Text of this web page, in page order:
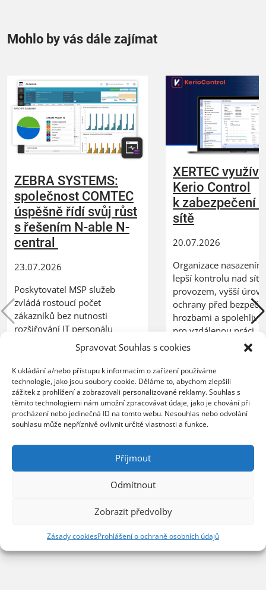
Spravovat Souhlas s cookies
K ukládání a/nebo přístupu k informacím o zařízení používáme
technologie, jako jsou soubory cookie. Děláme to, abychom zlepšili
zážitek z prohlížení a zobrazovali personalizované reklamy. Souhlas s
těmito technologiemi nám umožní zpracovávat údaje, jako je chování při
procházení nebo jedinečná ID na tomto webu. Nesouhlas nebo odvolání
souhlasu může nepříznivě ovlivnit určité vlastnosti a funkce.
Příjmout
Odmítnout
Zobrazit předvolby
Zásady cookiesProhlášení o ochraně osobních údajů
Mohlo by vás dále zajímat
ZEBRA SYSTEMS:
společnost COMTEC
úspěšně řídí svůj růst
s řešením N-able N-
central
23.07.2026
Poskytovatel MSP služeb
zvládá rostoucí počet
zákazníků bez nutnosti
rozšiřování IT personálu
PRAHA, 23. července 2026 –
ZEBRA SYSTEMS, distributor
řešení N-able na českém a
slovenském trhu, uvedla, že
společnost COMTEC, partner
ZEBRA SYSTEMS pro ř ...
patch management,msp,
utm
XERTEC
Kerio Control
k zabezpečení
sítě
20.07.2026
Organizace
lepší kontrolu nad
provozem, vyšší
ochrany před
hrozbami a spolehlivý
pro vzdálenou práci
zaměstnanců PRAHA,
GFI Software,
oblasti bezpeč ...
firewall,kerio control